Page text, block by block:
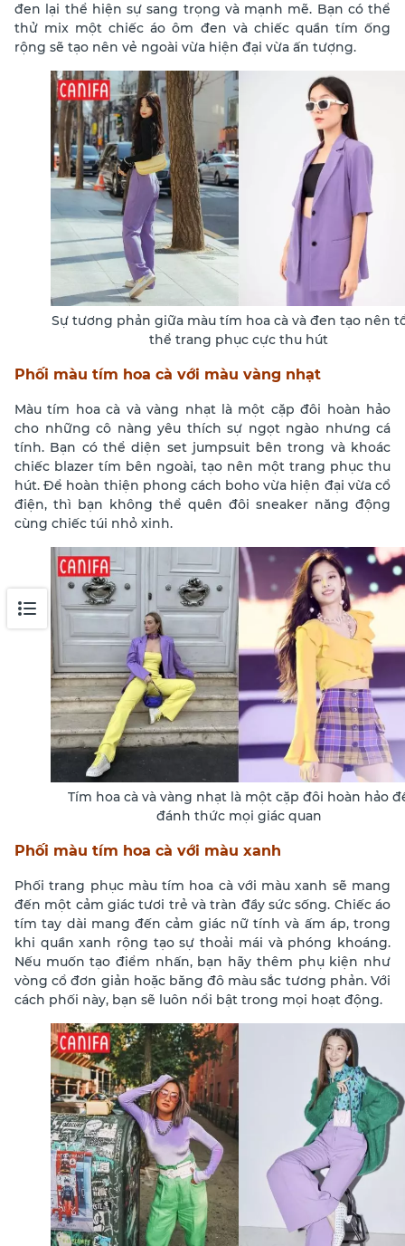
đen lại thể hiện sự sang trọng và mạnh mẽ. Bạn có thể
thử mix một chiếc áo ôm đen và chiếc quần tím ống
rộng sẽ tạo nên vẻ ngoài vừa hiện đại vừa ấn tượng.
Sự tương phản giữa màu tím hoa cà và đen tạo nên
thể trang phục cực thu hút
Phối màu tím hoa cà với màu vàng nhạt
Màu tím hoa cà và vàng nhạt là một cặp đôi hoàn hảo
cho những cô nàng yêu thích sự ngọt ngào nhưng cá
tính. Bạn có thể diện set jumpsuit bên trong và khoác
chiếc blazer tím bên ngoài, tạo nên một trang phục thu
hút. Để hoàn thiện phong cách boho vừa hiện đại vừa cổ
điện, thì bạn không thể quên đôi sneaker năng động
cùng chiếc túi nhỏ xinh.
Tím hoa cà và vàng nhạt là một cặp đôi hoàn hảo
đánh thức mọi giác quan
Phối màu tím hoa cà với màu xanh
Phối trang phục màu tím hoa cà với màu xanh sẽ mang
đến một cảm giác tươi trẻ và tràn đầy sức sống. Chiếc áo
tím tay dài mang đến cảm giác nữ tính và ấm áp, trong
khi quần xanh rộng tạo sự thoải mái và phóng khoáng.
Nếu muốn tạo điểm nhấn, bạn hãy thêm phụ kiện như
vòng cổ đơn giản hoặc băng đô màu sắc tương phản. Với
cách phối này, bạn sẽ luôn nổi bật trong mọi hoạt động.